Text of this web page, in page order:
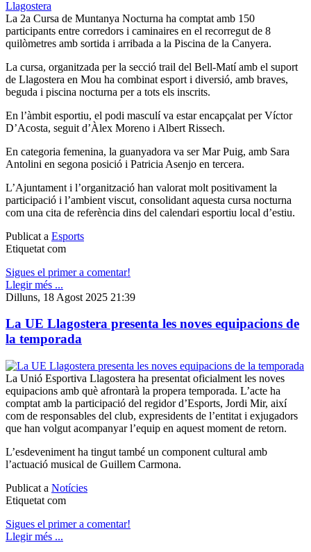
La 2a Cursa de Muntanya Nocturna ha comptat amb 150
participants entre corredors i caminaires en el recorregut de 8
quilòmetres amb sortida i arribada a la Piscina de la Canyera.
La cursa, organitzada per la secció trail del Bell-Matí amb el suport
de Llagostera en Mou ha combinat esport i diversió, amb braves,
beguda i piscina nocturna per a tots els inscrits.
En l’àmbit esportiu, el podi masculí va estar encapçalat per Víctor
D’Acosta, seguit d’Àlex Moreno i Albert Rissech.
En categoria femenina, la guanyadora va ser Mar Puig, amb Sara
Antolini en segona posició i Patricia Asenjo en tercera.
L’Ajuntament i l’organització han valorat molt positivament la
participació i l’ambient viscut, consolidant aquesta cursa nocturna
com una cita de referència dins del calendari esportiu local d’estiu.
Publicat a Esports
Etiquetat com
Sigues el primer a comentar!
Llegir més ...
Dilluns, 18 Agost 2025 21:39
La UE Llagostera presenta les noves equipacions de
la temporada
La Unió Esportiva Llagostera ha presentat oficialment les noves
equipacions amb què afrontarà la propera temporada. L’acte ha
comptat amb la participació del regidor d’Esports, Jordi Mir, així
com de responsables del club, expresidents de l’entitat i exjugadors
que han volgut acompanyar l’equip en aquest moment de retorn.
L’esdeveniment ha tingut també un component cultural amb
l’actuació musical de Guillem Carmona.
Publicat a Notícies
Etiquetat com
Sigues el primer a comentar!
Llegir més ...